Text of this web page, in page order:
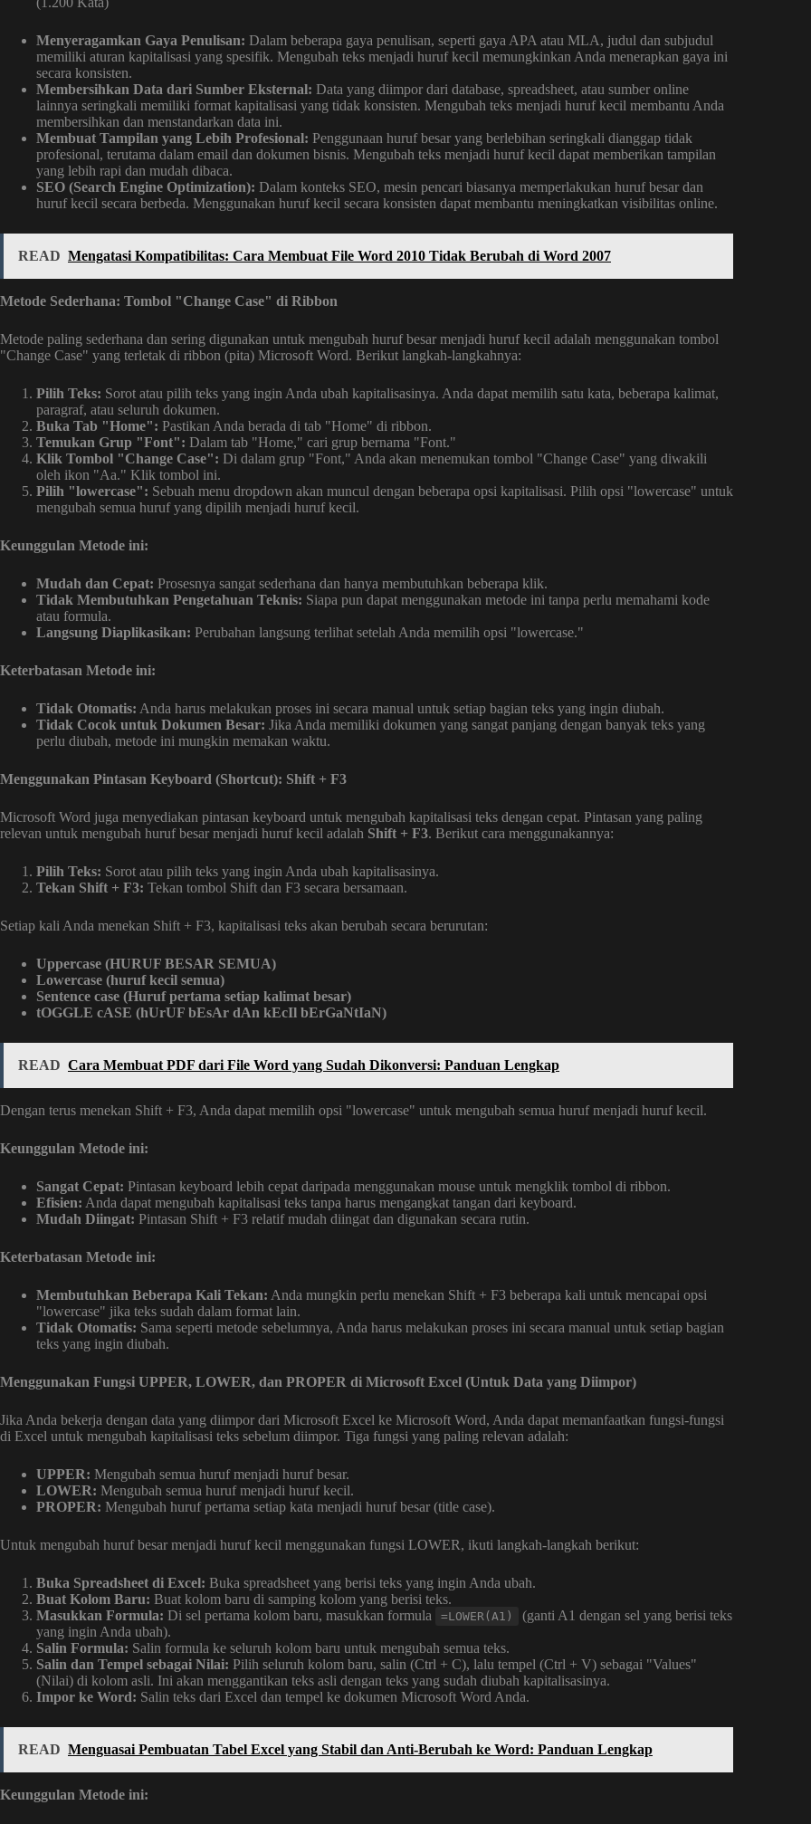
Menyeragamkan Gaya Penulisan: Dalam beberapa gaya penulisan, seperti gaya APA atau MLA, judul dan subjudul
memiliki aturan kapitalisasi yang spesifik. Mengubah teks menjadi huruf kecil memungkinkan Anda menerapkan gaya ini
secara konsisten.
Membersihkan Data dari Sumber Eksternal: Data yang diimpor dari database, spreadsheet, atau sumber online
lainnya seringkali memiliki format kapitalisasi yang tidak konsisten. Mengubah teks menjadi huruf kecil membantu Anda
membersihkan dan menstandarkan data ini.
Membuat Tampilan yang Lebih Profesional: Penggunaan huruf besar yang berlebihan seringkali dianggap tidak
profesional, terutama dalam email dan dokumen bisnis. Mengubah teks menjadi huruf kecil dapat memberikan tampilan
yang lebih rapi dan mudah dibaca.
SEO (Search Engine Optimization): Dalam konteks SEO, mesin pencari biasanya memperlakukan huruf besar dan
huruf kecil secara berbeda. Menggunakan huruf kecil secara konsisten dapat membantu meningkatkan visibilitas online.
READ Mengatasi Kompatibilitas: Cara Membuat File Word 2010 Tidak Berubah di Word 2007
Metode Sederhana: Tombol "Change Case" di Ribbon
Metode paling sederhana dan sering digunakan untuk mengubah huruf besar menjadi huruf kecil adalah menggunakan tombol
"Change Case" yang terletak di ribbon (pita) Microsoft Word. Berikut langkah-langkahnya:
Pilih Teks: Sorot atau pilih teks yang ingin Anda ubah kapitalisasinya. Anda dapat memilih satu kata, beberapa kalimat,
paragraf, atau seluruh dokumen.
Buka Tab "Home": Pastikan Anda berada di tab "Home" di ribbon.
Temukan Grup "Font": Dalam tab "Home," cari grup bernama "Font."
Klik Tombol "Change Case": Di dalam grup "Font," Anda akan menemukan tombol "Change Case" yang diwakili
oleh ikon "Aa." Klik tombol ini.
Pilih "lowercase": Sebuah menu dropdown akan muncul dengan beberapa opsi kapitalisasi. Pilih opsi "lowercase" untuk
mengubah semua huruf yang dipilih menjadi huruf kecil.
Keunggulan Metode ini:
Mudah dan Cepat: Prosesnya sangat sederhana dan hanya membutuhkan beberapa klik.
Tidak Membutuhkan Pengetahuan Teknis: Siapa pun dapat menggunakan metode ini tanpa perlu memahami kode
atau formula.
Langsung Diaplikasikan: Perubahan langsung terlihat setelah Anda memilih opsi "lowercase."
Keterbatasan Metode ini:
Tidak Otomatis: Anda harus melakukan proses ini secara manual untuk setiap bagian teks yang ingin diubah.
Tidak Cocok untuk Dokumen Besar: Jika Anda memiliki dokumen yang sangat panjang dengan banyak teks yang
perlu diubah, metode ini mungkin memakan waktu.
Menggunakan Pintasan Keyboard (Shortcut): Shift + F3
Microsoft Word juga menyediakan pintasan keyboard untuk mengubah kapitalisasi teks dengan cepat. Pintasan yang paling
relevan untuk mengubah huruf besar menjadi huruf kecil adalah Shift + F3. Berikut cara menggunakannya:
Pilih Teks: Sorot atau pilih teks yang ingin Anda ubah kapitalisasinya.
Tekan Shift + F3: Tekan tombol Shift dan F3 secara bersamaan.
Setiap kali Anda menekan Shift + F3, kapitalisasi teks akan berubah secara berurutan:
Uppercase (HURUF BESAR SEMUA)
Lowercase (huruf kecil semua)
Sentence case (Huruf pertama setiap kalimat besar)
tOGGLE cASE (hUrUF bEsAr dAn kEcIl bErGaNtIaN)
READ Cara Membuat PDF dari File Word yang Sudah Dikonversi: Panduan Lengkap
Dengan terus menekan Shift + F3, Anda dapat memilih opsi "lowercase" untuk mengubah semua huruf menjadi huruf kecil.
Keunggulan Metode ini:
Sangat Cepat: Pintasan keyboard lebih cepat daripada menggunakan mouse untuk mengklik tombol di ribbon.
Efisien: Anda dapat mengubah kapitalisasi teks tanpa harus mengangkat tangan dari keyboard.
Mudah Diingat: Pintasan Shift + F3 relatif mudah diingat dan digunakan secara rutin.
Keterbatasan Metode ini:
Membutuhkan Beberapa Kali Tekan: Anda mungkin perlu menekan Shift + F3 beberapa kali untuk mencapai opsi
"lowercase" jika teks sudah dalam format lain.
Tidak Otomatis: Sama seperti metode sebelumnya, Anda harus melakukan proses ini secara manual untuk setiap bagian
teks yang ingin diubah.
Menggunakan Fungsi UPPER, LOWER, dan PROPER di Microsoft Excel (Untuk Data yang Diimpor)
Jika Anda bekerja dengan data yang diimpor dari Microsoft Excel ke Microsoft Word, Anda dapat memanfaatkan fungsi-fungsi
di Excel untuk mengubah kapitalisasi teks sebelum diimpor. Tiga fungsi yang paling relevan adalah:
UPPER: Mengubah semua huruf menjadi huruf besar.
LOWER: Mengubah semua huruf menjadi huruf kecil.
PROPER: Mengubah huruf pertama setiap kata menjadi huruf besar (title case).
Untuk mengubah huruf besar menjadi huruf kecil menggunakan fungsi LOWER, ikuti langkah-langkah berikut:
Buka Spreadsheet di Excel: Buka spreadsheet yang berisi teks yang ingin Anda ubah.
Buat Kolom Baru: Buat kolom baru di samping kolom yang berisi teks.
Masukkan Formula: Di sel pertama kolom baru, masukkan formula =LOWER(A1)
(ganti A1 dengan sel yang berisi teks
yang ingin Anda ubah).
Salin Formula: Salin formula ke seluruh kolom baru untuk mengubah semua teks.
Salin dan Tempel sebagai Nilai: Pilih seluruh kolom baru, salin (Ctrl + C), lalu tempel (Ctrl + V) sebagai "Values"
(Nilai) di kolom asli. Ini akan menggantikan teks asli dengan teks yang sudah diubah kapitalisasinya.
Impor ke Word: Salin teks dari Excel dan tempel ke dokumen Microsoft Word Anda.
READ Menguasai Pembuatan Tabel Excel yang Stabil dan Anti-Berubah ke Word: Panduan Lengkap
Keunggulan Metode ini: